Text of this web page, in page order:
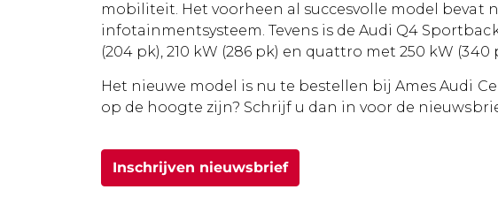
mobiliteit. Het voorheen al succesvolle model
infotainmentsysteem. Tevens is de Audi Q4
(204 pk), 210 kW (286 pk) en quattro met 250 kW (340
Het nieuwe model is nu te bestellen bij Ames Audi
op de hoogte zijn? Schrijf u dan in voor de
Inschrijven nieuwsbrief